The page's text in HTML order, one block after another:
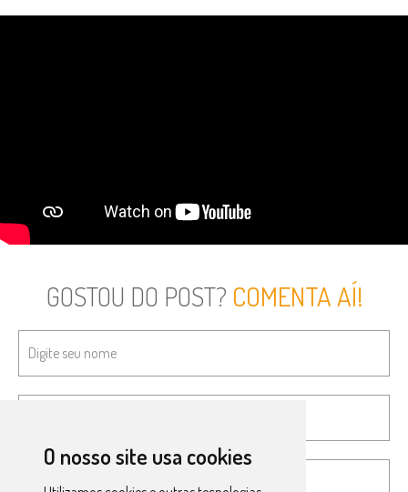
O nosso site usa cookies
GOSTOU DO POST? COMENTA AÍ!